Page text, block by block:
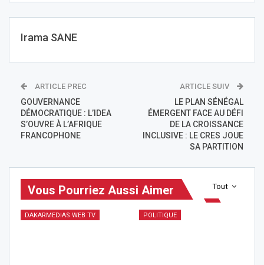
Irama SANE
ARTICLE PREC
GOUVERNANCE
DÉMOCRATIQUE : L’IDEA
S’OUVRE À L’AFRIQUE
FRANCOPHONE
ARTICLE SUIV
LE PLAN SÉNÉGAL
ÉMERGENT FACE AU DÉFI
DE LA CROISSANCE
INCLUSIVE : LE CRES JOUE
SA PARTITION
Tout
Vous Pourriez Aussi Aimer
DAKARMEDIAS WEB TV POLITIQUE